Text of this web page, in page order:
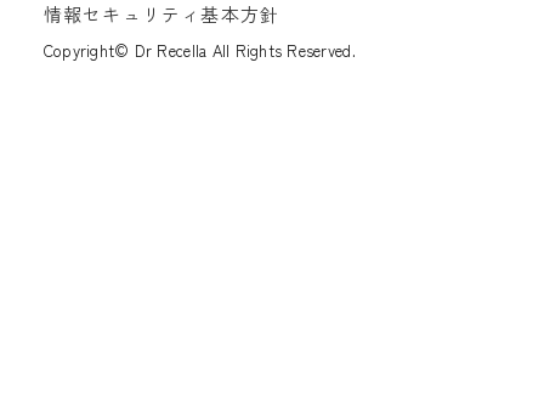
情報セキュリティ基本方針
Copyright© Dr Recella All Rights Reserved.